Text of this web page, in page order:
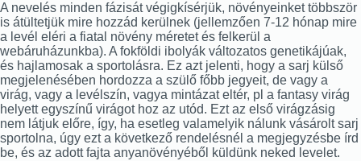
A nevelés minden fázisát végigkísérjük, növényeinket többször
is átültetjük mire hozzád kerülnek (jellemzően 7-12 hónap mire
a levél eléri a fiatal növény méretet és felkerül a
webáruházunkba). A fokföldi ibolyák változatos genetikájúak,
és hajlamosak a sportolásra. Ez azt jelenti, hogy a sarj külső
megjelenésében hordozza a szülő főbb jegyeit, de vagy a
virág, vagy a levélszín, vagya mintázat eltér, pl a fantasy virág
helyett egyszínű virágot hoz az utód. Ezt az első virágzásig
nem látjuk előre, így, ha esetleg valamelyik nálunk vásárolt sarj
sportolna, úgy ezt a következő rendelésnél a megjegyzésbe írd
be, és az adott fajta anyanövényéből küldünk neked levelet.